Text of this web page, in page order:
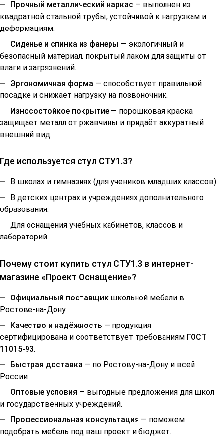
Прочный металлический каркас — выполнен из
квадратной стальной трубы, устойчивой к нагрузкам и
деформациям.
Сиденье и спинка из фанеры — экологичный и
безопасный материал, покрытый лаком для защиты от
влаги и загрязнений.
Эргономичная форма — способствует правильной
посадке и снижает нагрузку на позвоночник.
Износостойкое покрытие — порошковая краска
защищает металл от ржавчины и придаёт аккуратный
внешний вид.
Где используется стул СТУ1.3?
В школах и гимназиях (для учеников младших классов).
В детских центрах и учреждениях дополнительного
образования.
Для оснащения учебных кабинетов, классов и
лабораторий.
Почему стоит купить стул СТУ1.3 в интернет-
магазине «Проект Оснащение»?
Официальный поставщик школьной мебели в
Ростове-на-Дону.
Качество и надёжность — продукция
сертифицирована и соответствует требованиям ГОСТ
11015-93.
Быстрая доставка — по Ростову-на-Дону и всей
России.
Оптовые условия — выгодные предложения для школ
и государственных учреждений.
Профессиональная консультация — поможем
подобрать мебель под ваш проект и бюджет.